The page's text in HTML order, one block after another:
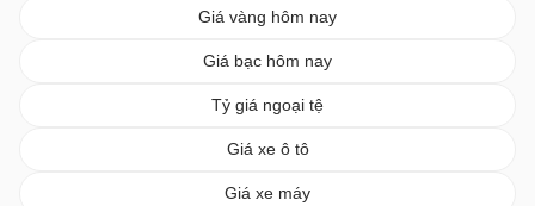
Giá vàng hôm nay
Giá bạc hôm nay
Tỷ giá ngoại tệ
Giá xe ô tô
Giá xe máy